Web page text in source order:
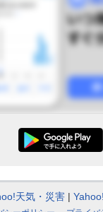
天気・災害